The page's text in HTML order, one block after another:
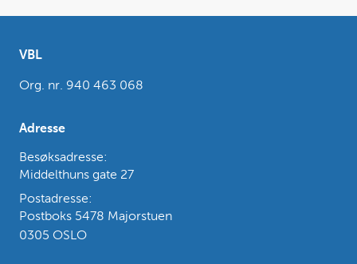
VBL
Org. nr. 940 463 068
Adresse
Besøksadresse:
Middelthuns gate 27
Postadresse:
Postboks 5478 Majorstuen
0305 OSLO